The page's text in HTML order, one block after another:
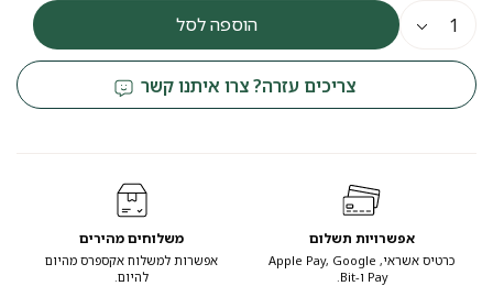
₪79.
₪65.
הוספה לסל
צריכים עזרה? צרו איתנו קשר
אפשרויות תשלום
כרטיס אשראי, Apple Pay, Google
Pay ו-Bit.
משלוחים מהירים
אפשרות למשלוח אקספרס מהיום
להיום.